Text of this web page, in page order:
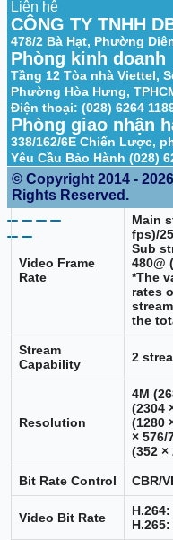
IVS (Perimeter
Protection)
Smart Search
Work
Video
Video
Compression
(Only
Smart Codec
Video Frame
Rate
Main
fps)/
Sub
480@
*The
rates
the
Stream
Capability
2
Resolution
4M
(2304
(1280
× 576/
(352 ×
Bit Rate Control CBR/
Video Bit Rate
Liên hệ
CÔNG TY TNHH
478/2 Bà Hạt, Phường
Phòng kinh doanh
Tầng 12 Tòa nhà Viettel,
Phường Hòa Hưng,
Điện thoại: (028) 6264
Phòng giao nhận
338/162/6E Chiến Lược,
Yêu Cầu Bảo Hành (028)
© Copyright 2014 -
Rights Reserved.